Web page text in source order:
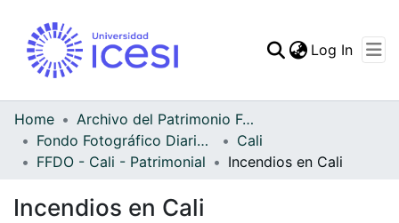
Statistics
Log In
Home
Archivo del Patrimonio Fotográfico y Fílmico del Valle del Cauca
Fondo Fotográfico Diario Occidente
Cali
FFDO - Cali - Patrimonial
Incendios en Cali
Incendios en Cali